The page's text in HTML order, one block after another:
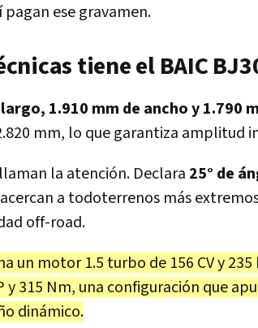
ese gravamen.
tiene el BAIC
1.910 mm de ancho y 1.790
mm, lo que garantiza amplitud
la atención. Declara 25° de
a todoterrenos más
off-road.
un motor 1.5 turbo de 156 CV y
315 Nm, una configuración que
dinámico.